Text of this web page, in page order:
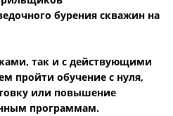
бурения скважин на
так и с действующими
пройти обучение с нуля,
или повышение
программам.